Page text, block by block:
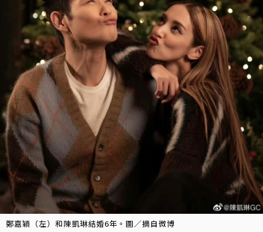
鄭嘉穎（左）和陳凱琳結婚6年。圖／摘自微博